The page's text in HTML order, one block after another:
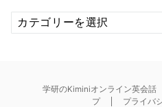
カ
テ
学研のKiminiオンライン英会話
プ
プライバ